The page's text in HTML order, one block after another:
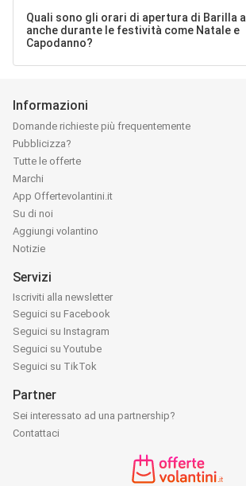
Quali sono gli orari di apertura di Barilla a
anche durante le festività come Natale e
Capodanno?
Informazioni
Domande richieste più frequentemente
Pubblicizza?
Tutte le offerte
Marchi
App Offertevolantini.it
Su di noi
Aggiungi volantino
Notizie
Servizi
Iscriviti alla newsletter
Seguici su Facebook
Seguici su Instagram
Seguici su Youtube
Seguici su TikTok
Partner
Sei interessato ad una partnership?
Contattaci